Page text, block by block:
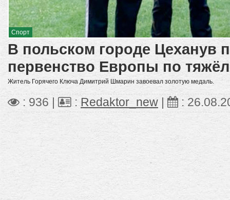
Спорт
В польском городе Цеханув
первенство Европы по
Житель Горячего Ключа Димитрий Шмарин завоевал золотую медаль.
: 936 | : Redaktor_new :